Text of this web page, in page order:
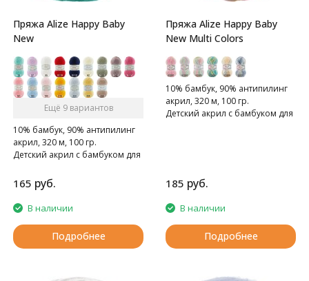
Пряжа Alize Happy Baby
New
Ещё 9 вариантов
10% бамбук, 90% антипилинг
акрил, 320 м, 100 гр.
Детский акрил с бамбуком для
165 руб.
В наличии
Подробнее
Пряжа Alize Happy Baby
New Multi Colors
10% бамбук, 90% антипилинг
акрил, 320 м, 100 гр.
Детский акрил с бамбуком для
185 руб.
В наличии
Подробнее